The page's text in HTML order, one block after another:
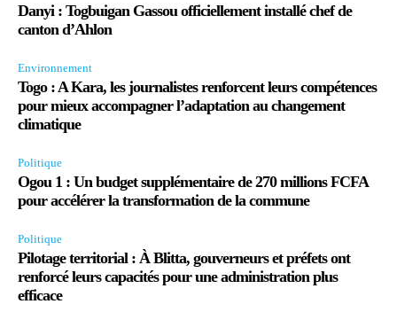
Danyi : Togbuigan Gassou officiellement installé chef de
canton d’Ahlon
Environnement
Togo : A Kara, les journalistes renforcent leurs compétences
pour mieux accompagner l’adaptation au changement
climatique
Politique
Ogou 1 : Un budget supplémentaire de 270 millions FCFA
pour accélérer la transformation de la commune
Politique
Pilotage territorial : À Blitta, gouverneurs et préfets ont
renforcé leurs capacités pour une administration plus
efficace